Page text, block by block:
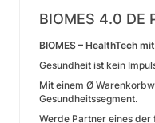
BIOMES 4.0 DE
BIOMES – HealthTech
Gesundheit ist kein
Mit einem Ø
Gesundheitssegment.
Werde Partner eines der